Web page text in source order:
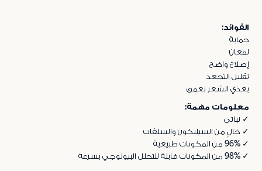
الفوائد:
حماية
لمعان
إصلاح واضح
تقليل التجعد
يغذي الشعر بعمق
معلومات مهمة:
✓ نباتي
✓ خالٍ من السيليكون والسلفات
✓ 96% من المكونات طبيعية
✓ 98% من المكونات قابلة للتحلل البيولوجي بسرعة